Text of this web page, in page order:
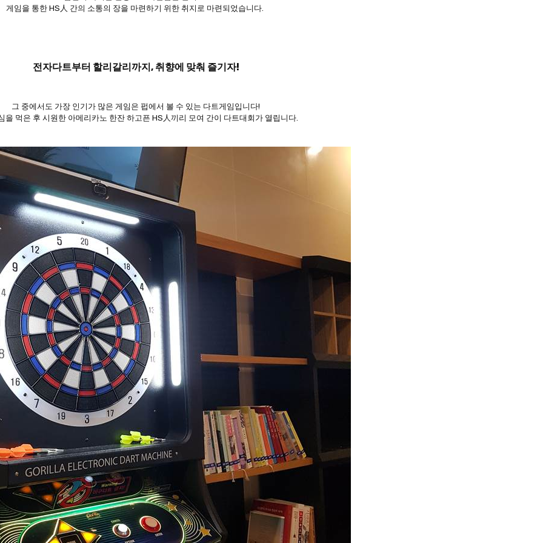
게임을 통한 HS人 간의 소통의 장을 마련하기 위한 취지로 마련되었습니다.
전자다트부터 할리갈리까지, 취향에 맞춰 즐기자!
그 중에서도 가장 인기가 많은 게임은 펍에서 볼 수 있는 다트게임입니다!
을 먹은 후 시원한 아메리카노 한잔 하고픈 HS人끼리 모여 간이 다트대회가 열립니다.